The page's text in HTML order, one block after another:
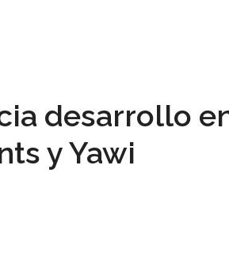
desarrollo
y Yawi